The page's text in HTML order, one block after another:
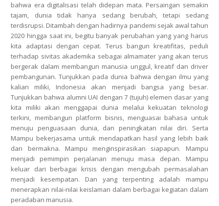
bahwa era digitalisasi telah didepan mata. Persaingan semakin
tajam, dunia tidak hanya sedang berubah, tetapi sedang
terdisrupsi. Ditambah dengan hadirnya pandemi sejak awal tahun
2020 hingga saat ini, begitu banyak perubahan yang yang harus
kita adaptasi dengan cepat. Terus bangun kreatifitas, peduli
terhadap sivitas akademika sebagai almamater yang akan terus
bergerak dalam membangun manusia unggul, kreatif dan driver
pembangunan. Tunjukkan pada dunia bahwa dengan ilmu yang
kalian miliki, Indonesia akan menjadi bangsa yang besar.
Tunjukkan bahwa alumni UAI dengan 7 (tujuh) elemen dasar yang
kita miliki akan menggapai dunia melalui kekuatan teknologi
terkini, membangun platform bisnis, menguasai bahasa untuk
menuju penguasaan dunia, dan peningkatan nilai diri. Serta
Mampu bekerjasama untuk mendapatkan hasil yang lebih baik
dan bermakna. Mampu menginspirasikan siapapun. Mampu
menjadi pemimpin perjalanan menuju masa depan. Mampu
keluar dari berbagai krisis dengan mengubah permasalahan
menjadi kesempatan. Dan yang terpenting adalah mampu
menerapkan nilai-nilai keislaman dalam berbagai kegiatan dalam
peradaban manusia.